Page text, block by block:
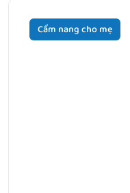
Cẩm nang cho mẹ